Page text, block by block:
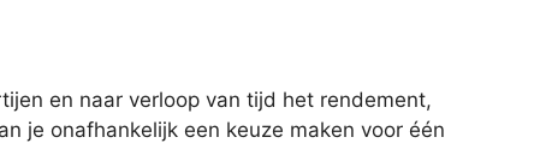
en naar verloop van tijd het rendement,
je onafhankelijk een keuze maken voor één